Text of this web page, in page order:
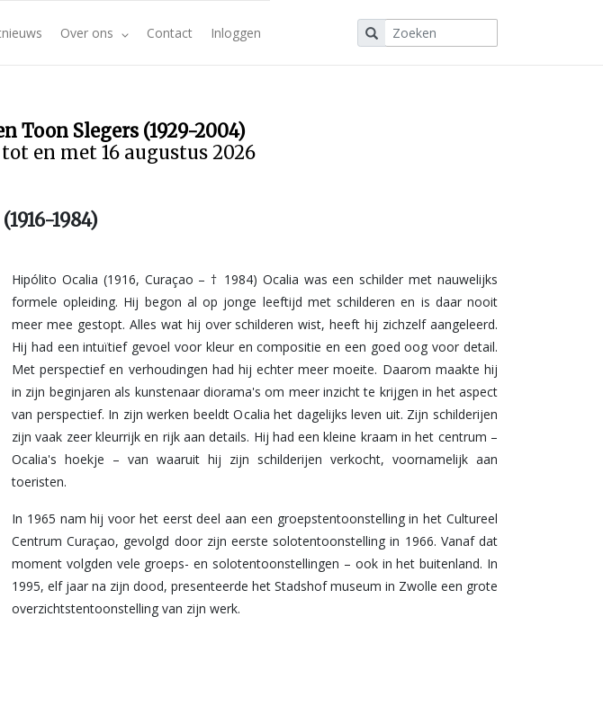
Over ons Contact Inloggen
Toon Slegers (1929-2004)
en met 16 augustus 2026
1984)
Hipólito Ocalia (1916, Curaçao – † 1984) Ocalia was een schilder met nauwelijks
formele opleiding. Hij begon al op jonge leeftijd met schilderen en is daar nooit
meer mee gestopt. Alles wat hij over schilderen wist, heeft hij zichzelf aangeleerd.
Hij had een intuïtief gevoel voor kleur en compositie en een goed oog voor detail.
Met perspectief en verhoudingen had hij echter meer moeite. Daarom maakte hij
in zijn beginjaren als kunstenaar diorama's om meer inzicht te krijgen in het aspect
van perspectief. In zijn werken beeldt Ocalia het dagelijks leven uit. Zijn schilderijen
zijn vaak zeer kleurrijk en rijk aan details. Hij had een kleine kraam in het centrum –
Ocalia's hoekje – van waaruit hij zijn schilderijen verkocht, voornamelijk aan
toeristen.
In 1965 nam hij voor het eerst deel aan een groepstentoonstelling in het Cultureel
Centrum Curaçao, gevolgd door zijn eerste solotentoonstelling in 1966. Vanaf dat
moment volgden vele groeps- en solotentoonstellingen – ook in het buitenland. In
1995, elf jaar na zijn dood, presenteerde het Stadshof museum in Zwolle een grote
overzichtstentoonstelling van zijn werk.